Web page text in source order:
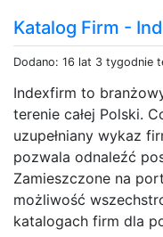
Katalog Firm -
Dodano: 16 lat 3 tygodnie
Indexfirm to
terenie całej Polski.
uzupełniany wykaz
pozwala odnaleźć
Zamieszczone na
możliwość
katalogach firm dla